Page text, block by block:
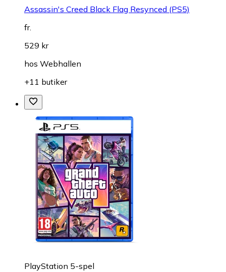
Assassin's Creed Black Flag Resynced (PS5)
fr.
529 kr
hos Webhallen
+11 butiker
PlayStation 5-spel